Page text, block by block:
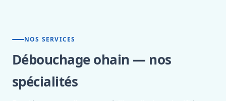
NOS SERVICES
Débouchage ohain — nos
spécialités